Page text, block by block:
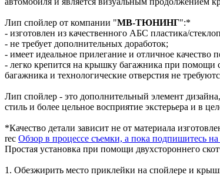
Лип спойлер от компании "МВ-ТЮНИНГ":*
- изготовлен из качественного АБС пластика/
- не требует дополнительных доработок;
- имеет идеальное прилегание и отличное качество
- легко крепится на крышку багажника при помощи
багажника и технологические отверстия не
Лип спойлер - это дополнительный элемент
стиль и более цельное восприятие экстерьера и в
*Качество детали зависит не от материала
rec Обзор в процессе съемки, а пока подпишитесь
Простая установка при помощи двухстороннего
1. Обезжирить место приклейки на спойлере и